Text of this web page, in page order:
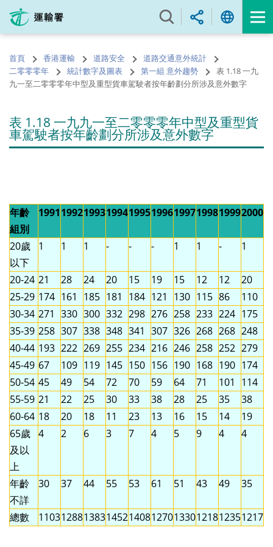
內
的
開
首頁 香港運輸 道路安全
道路交通意外統計
二零零零年
統計數字及圖表 第一組 意外趨勢
表 1.18 一九
九一至二零零零年中型及重型貨車駕駛者按年齡劃分所涉及意外數字
表 1.18 一九九一至二零零零年中型及重型貨
車駕駛者按年齡劃分所涉及意外數字
年齡
組別
1991199219931994199519961997199819992000
20歲
以下
1 1 1 - - - 1 1 - 1
20-24 21 28 24 20 15 19 15 12 12
20
25-29 174 161 185 181 184 121 130 115 86
110
30-34 271 330 300 332 298 276 258 233 224 175
35-39 258 307 338 348 341 307 326 268 268 248
40-44 193 222 269 255 234 216 246 258 252 279
45-49 67 109 119 145 150 156 190 168 190 174
50-54 45 49 54 72 70 59 64 71 101
114
55-59 21 22 25 30 33 38 28 25 35
38
60-64 18 20 18 11 23 13 16 15 14
19
65歲
及以
上
4 2 6 3 7 4 5 9 4 4
年齡
不詳
30 37 44 55 53 61 51 43 49 35
總數 1103128813831452140812701330121812351217